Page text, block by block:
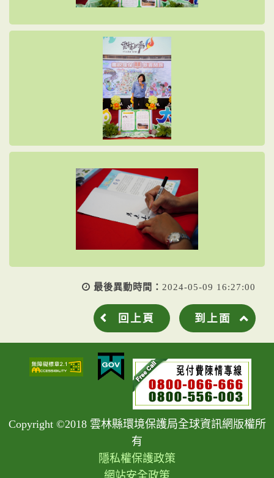
最後異動時間： 2024-05-09 16:27:00
回上頁 到上面
Copyright ©2018 雲林縣環境保護局全球資訊網版權所
有
隱私權保護政策